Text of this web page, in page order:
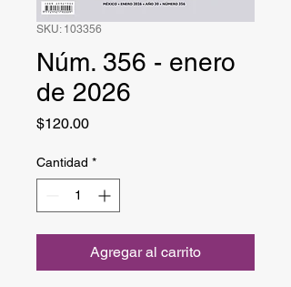
SKU: 103356
Núm. 356 - enero
de 2026
$120.00Precio
Cantidad *
Agregar al carrito